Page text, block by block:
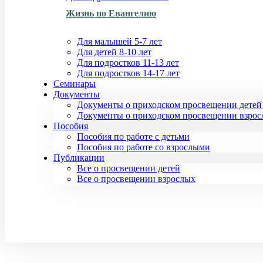
Жизнь по Евангелию
Для малышей 5-7 лет
Для детей 8-10 лет
Для подростков 11-13 лет
Для подростков 14-17 лет
Семинары
Документы
Документы о приходском просвещении детей
Документы о приходском просвещении
Пособия
Пособия по работе с детьми
Пособия по работе со взрослыми
Публикации
Все о просвещении детей
Все о просвещении взрослых